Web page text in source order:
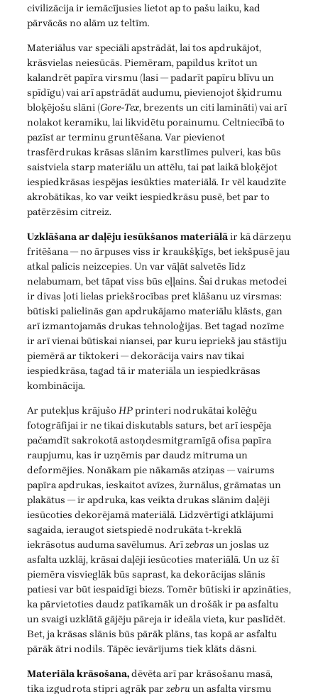
civilizācija ir iemācījusies lietot ap to pašu laiku, kad
pārvācās no alām uz teltīm.
Materiālus var speciāli apstrādāt, lai tos apdrukājot,
krāsvielas neiesūcās. Piemēram, papildus krītot un
kalandrēt papīra virsmu (lasi — padarīt papīru blīvu un
spīdīgu) vai arī apstrādāt audumu, pievienojot šķidrumu
bloķējošu slāni (Gore-Tex, brezents un citi lamināti) vai arī
nolakot keramiku, lai likvidētu porainumu. Celtniecībā to
pazīst ar terminu gruntēšana. Var pievienot
trasfērdrukas krāsas slānim karstlīmes pulveri, kas būs
saistviela starp materiālu un attēlu, tai pat laikā bloķējot
iespiedkrāsas iespējas iesūkties materiālā. Ir vēl kaudzīte
akrobātikas, ko var veikt iespiedkrāsu pusē, bet par to
patērzēsim citreiz.
Uzklāšana ar daļēju iesūkšanos materiālāir kā dārzeņu
fritēšana — no ārpuses viss ir kraukšķīgs, bet iekšpusē jau
atkal palicis neizcepies. Un var vāļāt salvetēs līdz
nelabumam, bet tāpat viss būs eļļains. Šai drukas metodei
ir divas ļoti lielas priekšrocības pret klāšanu uz virsmas:
būtiski palielinās gan apdrukājamo materiālu klāsts, gan
arī izmantojamās drukas tehnoloģijas. Bet tagad nozīme
ir arī vienai būtiskai niansei, par kuru iepriekš jau stāstīju
piemērā ar tiktokeri — dekorācija vairs nav tikai
iespiedkrāsa, tagad tā ir materiāla un iespiedkrāsas
kombinācija.
Ar putekļus krājušoHPprinteri nodrukātai kolēģu
fotogrāfijai ir ne tikai diskutabls saturs, bet arī iespēja
pačamdīt sakrokotā astoņdesmitgramīgā ofisa papīra
raupjumu, kas ir uzņēmis par daudz mitruma un
deformējies. Nonākam pie nākamās atziņas — vairums
papīra apdrukas, ieskaitot avīzes, žurnālus, grāmatas un
plakātus — ir apdruka, kas veikta drukas slānim daļēji
iesūcoties dekorējamā materiālā. Līdzvērtīgi atklājumi
sagaida, ieraugot sietspiedē nodrukāta t-kreklā
iekrāsotus auduma savēlumus. Arīzebrasun joslas uz
asfalta uzklāj, krāsai daļēji iesūcoties materiālā. Un uz šī
piemēra visvieglāk būs saprast, ka dekorācijas slānis
patiesi var būt iespaidīgi biezs. Tomēr būtiski ir apzināties,
ka pārvietoties daudz patīkamāk un drošāk ir pa asfaltu
un svaigi uzklātā gājēju pāreja ir ideāla vieta, kur paslīdēt.
Bet, ja krāsas slānis būs pārāk plāns, tas kopā ar asfaltu
pārāk ātri nodils. Tāpēc ievārījums tiek klāts dāsni.
Materiāla krāsošana,dēvēta arī par krāsošanu masā,
tika izgudrota stipri agrāk parzebruun asfalta virsmu